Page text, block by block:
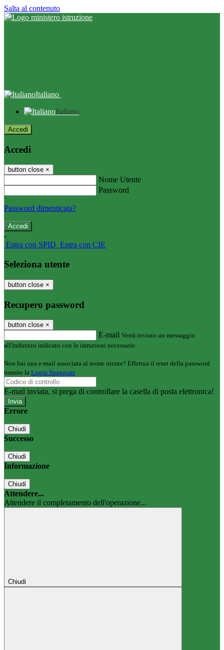
Salta al contenuto
Italiano
Italiano
Accedi
Accedi
button close ×
Nome Utente
Password
Password dimenticata?
-
Entra con SPID Entra con CIE
Seleziona utente
button close ×
Recupero password
button close ×
E-mail Verrà inviato un messaggio
all'indirizzo indicato con le istruzioni necessarie.
Non hai una e-mail associata al nome utente? Effettua il reset della password
tramite la Login Spaggiari
E-mail inviata, si prega di controllare la casella di posta elettronica!
Errore
Chiudi
Successo
Chiudi
Informazione
Chiudi
Attendere...
Attendere il completamento dell'operazione...
Chiudi